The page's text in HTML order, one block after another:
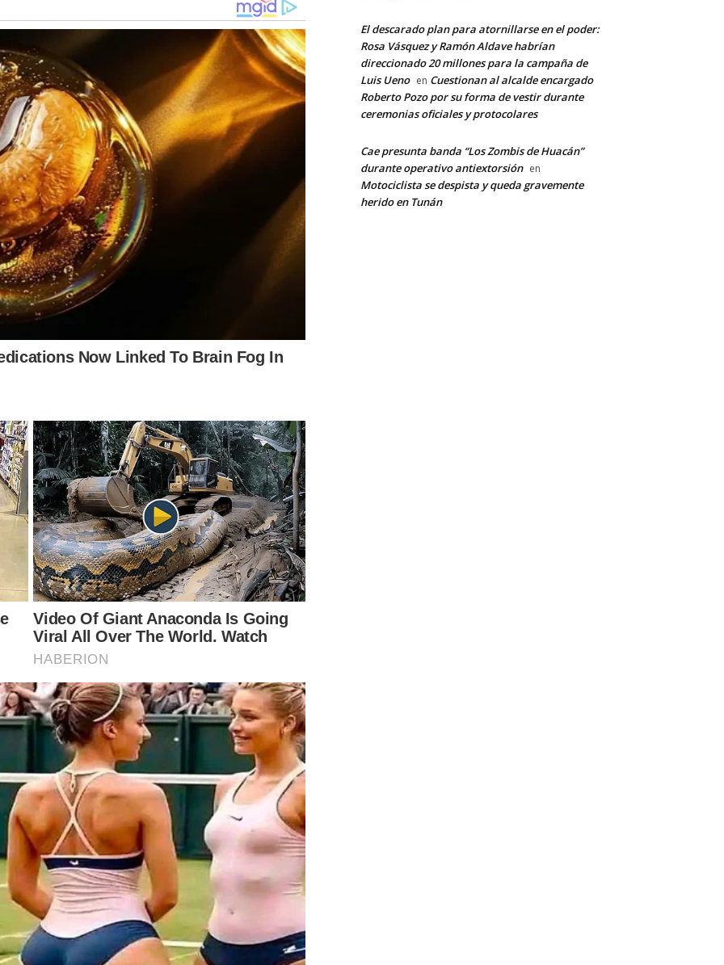
El descarado plan para atornillarse en el poder:
Rosa Vásquez y Ramón Aldave habrían
direccionado 20 millones para la campaña de
Luis Ueno en Cuestionan al alcalde encargado
Roberto Pozo por su forma de vestir durante
ceremonias oficiales y protocolares
Cae presunta banda “Los Zombis de Huacán”
durante operativo antiextorsión en
Motociclista se despista y queda gravemente
herido en Tunán